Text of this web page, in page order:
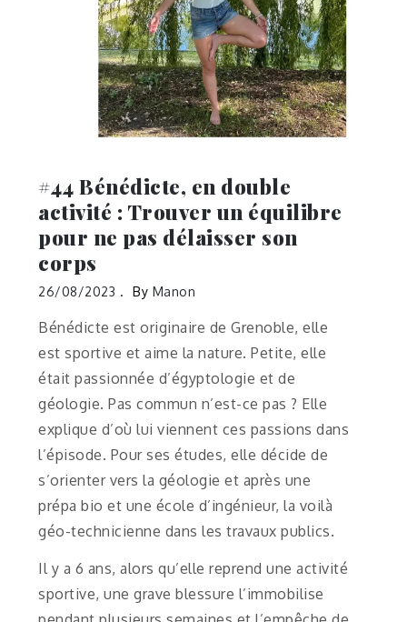
#44 Bénédicte, en double
activité : Trouver un équilibre
pour ne pas délaisser son
corps
26/08/2023 By Manon
Bénédicte est originaire de Grenoble, elle
est sportive et aime la nature. Petite, elle
était passionnée d’égyptologie et de
géologie. Pas commun n’est-ce pas ? Elle
explique d’où lui viennent ces passions dans
l’épisode. Pour ses études, elle décide de
s’orienter vers la géologie et après une
prépa bio et une école d’ingénieur, la voilà
géo-technicienne dans les travaux publics.
Il y a 6 ans, alors qu’elle reprend une activité
sportive, une grave blessure l’immobilise